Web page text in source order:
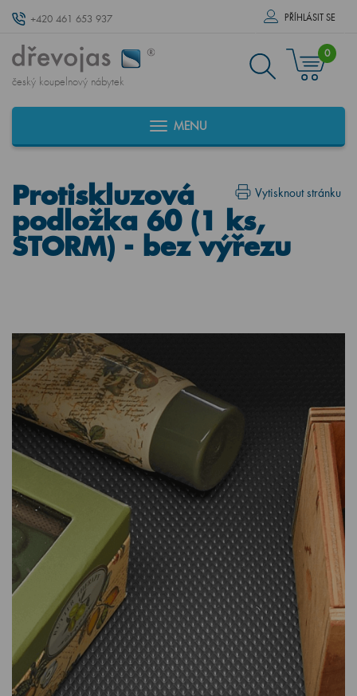
+420 461 653 937 PŘÍHLÁSIT SE
český koupelnový nábytek
0
MENU
Vytisknout stránku
Protiskluzová
podložka 60 (1 ks,
STORM) - bez výřezu